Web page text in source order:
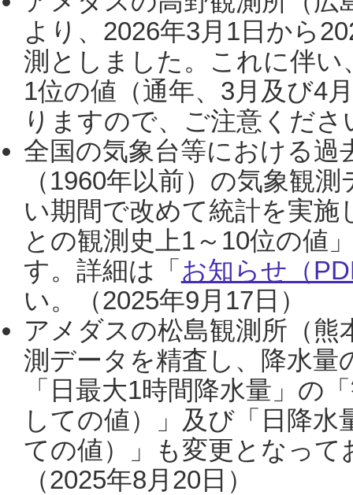
より、2026年3月1日から
測としました。これに伴い
1位の値（通年、3月及び4
りますので、ご注意くだ
全国の気象台等における過
（1960年以前）の気象観
い期間で改めて統計を実
との観測史上1～10位の値
す。詳細は「 お知らせ（
い。（2025年9月17日）
アメダスの松島観測所（熊
測データを精査し、降水
「日最大1時間降水量」の
しての値）」及び「日降
ての値）」も変更となっ
（2025年8月20日）